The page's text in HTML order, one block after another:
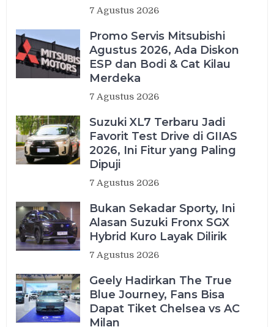
7 Agustus 2026
Promo Servis Mitsubishi
Agustus 2026, Ada Diskon
ESP dan Bodi & Cat Kilau
Merdeka
7 Agustus 2026
Suzuki XL7 Terbaru Jadi
Favorit Test Drive di GIIAS
2026, Ini Fitur yang Paling
Dipuji
7 Agustus 2026
Bukan Sekadar Sporty, Ini
Alasan Suzuki Fronx SGX
Hybrid Kuro Layak Dilirik
7 Agustus 2026
Geely Hadirkan The True
Blue Journey, Fans Bisa
Dapat Tiket Chelsea vs AC
Milan